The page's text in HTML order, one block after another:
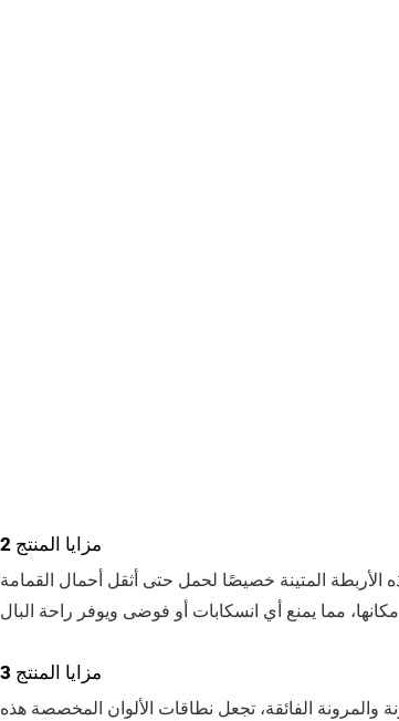
مزايا المنتج 2
الأربطة المتينة خصيصًا لحمل حتى أثقل أحمال القمامة
مزايا المنتج 3
والمرونة الفائقة، تجعل نطاقات الألوان المخصصة هذه